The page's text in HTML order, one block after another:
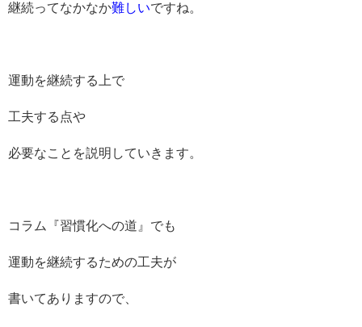
継続ってなかなか難しいですね。
運動を継続する上で
工夫する点や
必要なことを説明していきます。
コラム『習慣化への道』でも
運動を継続するための工夫が
書いてありますので、